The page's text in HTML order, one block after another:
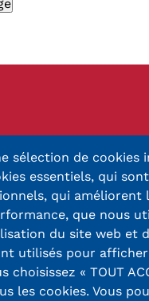
13, Rue
Réseaux
sociaux
sélection de cookies
essentiels, qui
qui
que nous
du site web et
utilisés pour
choisissez « TOUT
les cookies. Vous